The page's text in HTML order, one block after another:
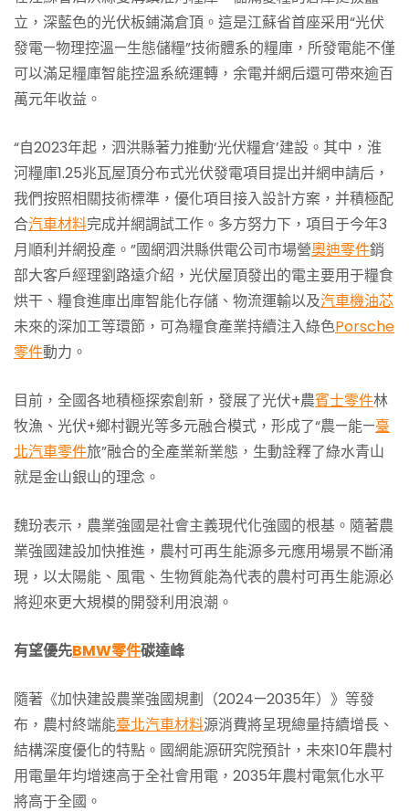
立，深藍色的光伏板鋪滿倉頂。這是江蘇省首座采用“光伏
發電—物理控溫—生態儲糧”技術體系的糧庫，所發電能不僅
可以滿足糧庫智能控溫系統運轉，余電并網后還可帶來逾百
萬元年收益。
“自2023年起，泗洪縣著力推動‘光伏糧倉’建設。其中，淮
河糧庫1.25兆瓦屋頂分布式光伏發電項目提出并網申請后，
我們按照相關技術標準，優化項目接入設計方案，并積極配
合汽車材料完成并網調試工作。多方努力下，項目于今年3
月順利并網投產。”國網泗洪縣供電公司市場營奧迪零件銷
部大客戶經理劉路遠介紹，光伏屋頂發出的電主要用于糧食
烘干、糧食進庫出庫智能化存儲、物流運輸以及汽車機油芯
未來的深加工等環節，可為糧食產業持續注入綠色Porsche
零件動力。
目前，全國各地積極探索創新，發展了光伏+農賓士零件林
牧漁、光伏+鄉村觀光等多元融合模式，形成了“農—能—臺
北汽車零件旅”融合的全產業新業態，生動詮釋了綠水青山
就是金山銀山的理念。
魏玢表示，農業強國是社會主義現代化強國的根基。隨著農
業強國建設加快推進，農村可再生能源多元應用場景不斷涌
現，以太陽能、風電、生物質能為代表的農村可再生能源必
將迎來更大規模的開發利用浪潮。
有望優先BMW零件碳達峰
隨著《加快建設農業強國規劃（2024—2035年）》等發
布，農村終端能臺北汽車材料源消費將呈現總量持續增長、
結構深度優化的特點。國網能源研究院預計，未來10年農村
用電量年均增速高于全社會用電，2035年農村電氣化水平
將高于全國。